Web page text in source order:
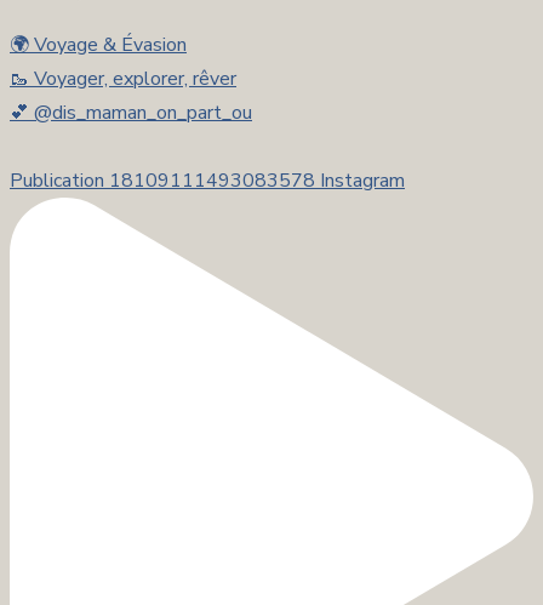
🌍 Voyage & Évasion
🥾 Voyager, explorer, rêver
💕 @dis_maman_on_part_ou
Publication 18109111493083578 Instagram